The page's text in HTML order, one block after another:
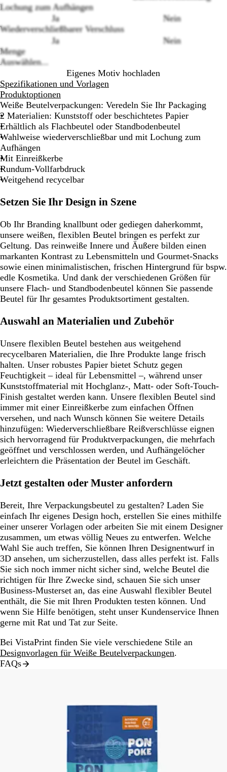
Lochung zum Aufhängen
Ja
Nein
Wiederverschließbarer Verschluss
Ja
Nein
Menge
Auswählen...
Eigenes Motiv hochladen
Spezifikationen und Vorlagen
Produktoptionen
Weiße Beutelverpackungen: Veredeln Sie Ihr Packaging
2 Materialien: Kunststoff oder beschichtetes Papier
Erhältlich als Flachbeutel oder Standbodenbeutel
Wahlweise wiederverschließbar und mit Lochung zum
Aufhängen
Mit Einreißkerbe
Rundum-Vollfarbdruck
Weitgehend recycelbar
Setzen Sie Ihr Design in Szene
Ob Ihr Branding knallbunt oder gediegen daherkommt,
unsere weißen, flexiblen Beutel bringen es perfekt zur
Geltung. Das reinweiße Innere und Äußere bilden einen
markanten Kontrast zu Lebensmitteln und Gourmet-Snacks
sowie einen minimalistischen, frischen Hintergrund für bspw.
edle Kosmetika. Und dank der verschiedenen Größen für
unsere Flach- und Standbodenbeutel können Sie passende
Beutel für Ihr gesamtes Produktsortiment gestalten.
Auswahl an Materialien und Zubehör
Unsere flexiblen Beutel bestehen aus weitgehend
recycelbaren Materialien, die Ihre Produkte lange frisch
halten. Unser robustes Papier bietet Schutz gegen
Feuchtigkeit – ideal für Lebensmittel –, während unser
Kunststoffmaterial mit Hochglanz-, Matt- oder Soft-Touch-
Finish gestaltet werden kann. Unsere flexiblen Beutel sind
immer mit einer Einreißkerbe zum einfachen Öffnen
versehen, und nach Wunsch können Sie weitere Details
hinzufügen: Wiederverschließbare Reißverschlüsse eignen
sich hervorragend für Produktverpackungen, die mehrfach
geöffnet und verschlossen werden, und Aufhängelöcher
erleichtern die Präsentation der Beutel im Geschäft.
Jetzt gestalten oder Muster anfordern
Bereit, Ihre Verpackungsbeutel zu gestalten? Laden Sie
einfach Ihr eigenes Design hoch, erstellen Sie eines mithilfe
einer unserer Vorlagen oder arbeiten Sie mit einem Designer
zusammen, um etwas völlig Neues zu entwerfen. Welche
Wahl Sie auch treffen, Sie können Ihren Designentwurf in
3D ansehen, um sicherzustellen, dass alles perfekt ist. Falls
Sie sich noch immer nicht sicher sind, welche Beutel die
richtigen für Ihre Zwecke sind, schauen Sie sich unser
Business-Musterset an, das eine Auswahl flexibler Beutel
enthält, die Sie mit Ihren Produkten testen können. Und
wenn Sie Hilfe benötigen, steht unser Kundenservice Ihnen
gerne mit Rat und Tat zur Seite.
Bei VistaPrint finden Sie viele verschiedene Stile an
Designvorlagen für Weiße Beutelverpackungen.
FAQs